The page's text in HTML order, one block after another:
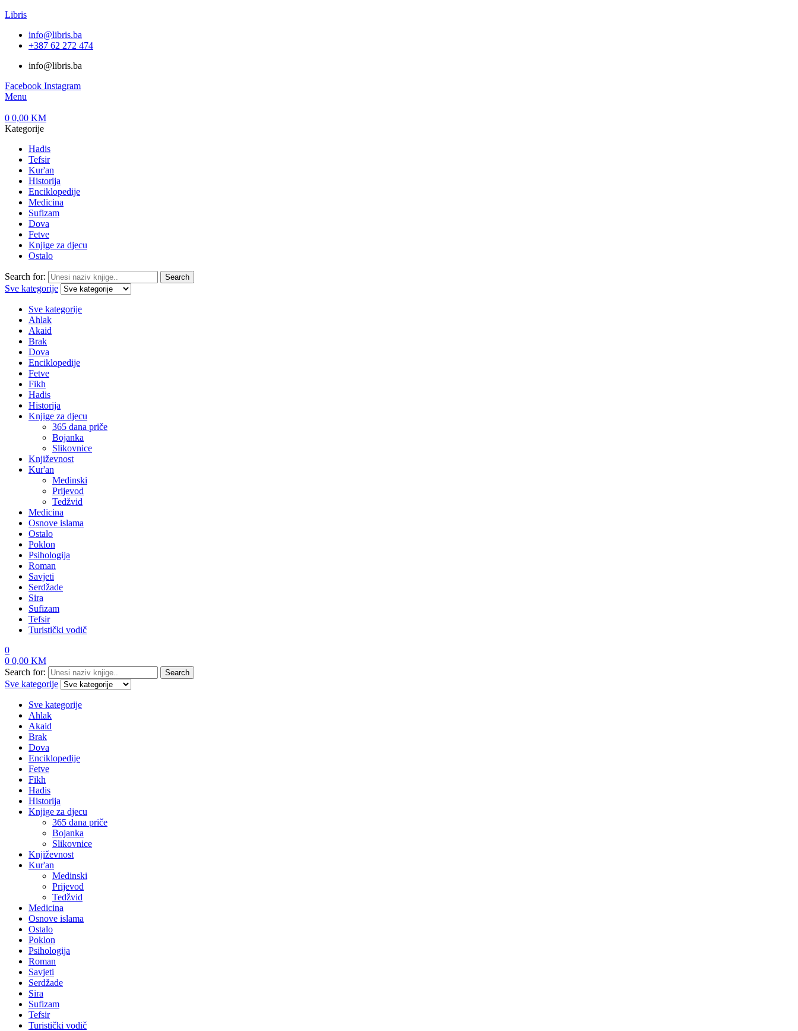
Libris
info@libris.ba
+387 62 272 474​
info@libris.ba
Facebook Instagram
Menu
0 0,00 KM
Kategorije
Hadis
Tefsir
Kur'an
Historija
Enciklopedije
Medicina
Sufizam
Dova
Fetve
Knjige za djecu
Ostalo
Search for: Search
Sve kategorije
Sve kategorije
Ahlak
Akaid
Brak
Dova
Enciklopedije
Fetve
Fikh
Hadis
Historija
Knjige za djecu
365 dana priče
Bojanka
Slikovnice
Književnost
Kur'an
Medinski
Prijevod
Tedžvid
Medicina
Osnove islama
Ostalo
Poklon
Psihologija
Roman
Savjeti
Serdžade
Sira
Sufizam
Tefsir
Turistički vodič
0
0 0,00 KM
Search for:
Search
Sve kategorije
Sve kategorije
Ahlak
Akaid
Brak
Dova
Enciklopedije
Fetve
Fikh
Hadis
Historija
Knjige za djecu
365 dana priče
Bojanka
Slikovnice
Književnost
Kur'an
Medinski
Prijevod
Tedžvid
Medicina
Osnove islama
Ostalo
Poklon
Psihologija
Roman
Savjeti
Serdžade
Sira
Sufizam
Tefsir
Turistički vodič